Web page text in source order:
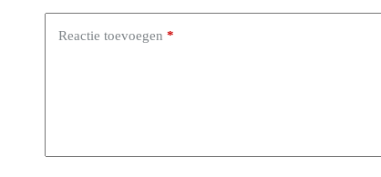
Reactie toevoegen *